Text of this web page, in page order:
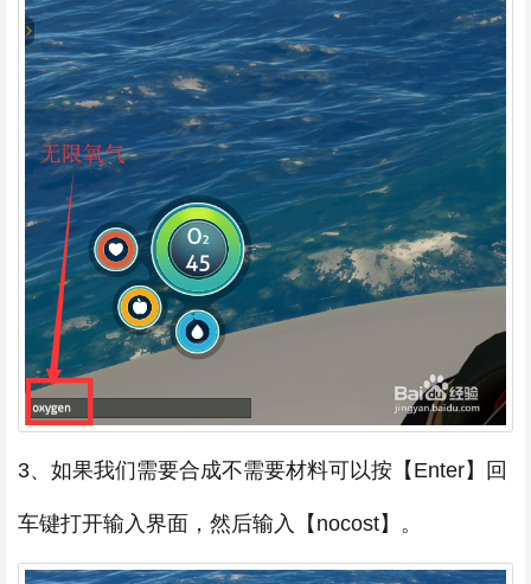
3、如果我们需要合成不需要材料可以按【Enter】回
车键打开输入界面，然后输入【nocost】。